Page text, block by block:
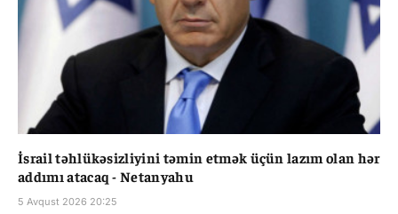
İsrail təhlükəsizliyini təmin etmək üçün lazım olan hər
addımı atacaq - Netanyahu
5 Avqust 2026 20:25